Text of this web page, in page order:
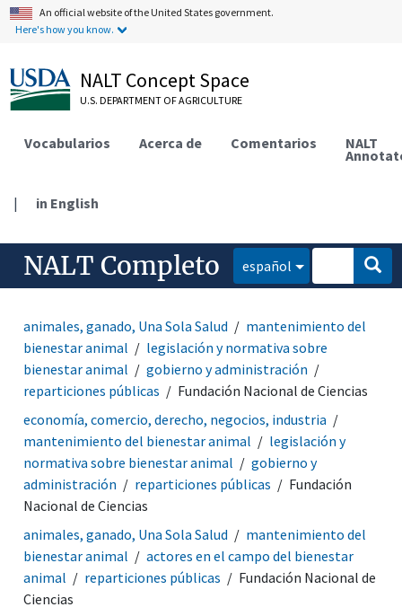
An official website of the United States government.
Here's how you know.
NALT Concept Space
U.S. DEPARTMENT OF AGRICULTURE
Vocabularios Acerca de Comentarios NALT
| in English
NALT Completo español
animales, ganado, Una Sola Salud
mantenimiento del
bienestar animal
legislación y normativa sobre
bienestar animal
gobierno y administración
reparticiones públicas
Fundación Nacional de Ciencias
economía, comercio, derecho, negocios, industria
mantenimiento del bienestar animal
legislación y
normativa sobre bienestar animal
gobierno y
administración
reparticiones públicas
Fundación
Nacional de Ciencias
animales, ganado, Una Sola Salud
mantenimiento del
bienestar animal
actores en el campo del bienestar
animal
reparticiones públicas
Fundación Nacional de
Ciencias